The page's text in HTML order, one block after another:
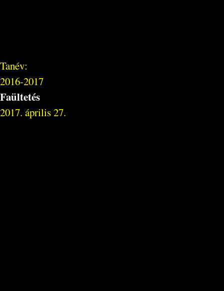
Tanév:
2016-2017
Faültetés
2017. április 27.